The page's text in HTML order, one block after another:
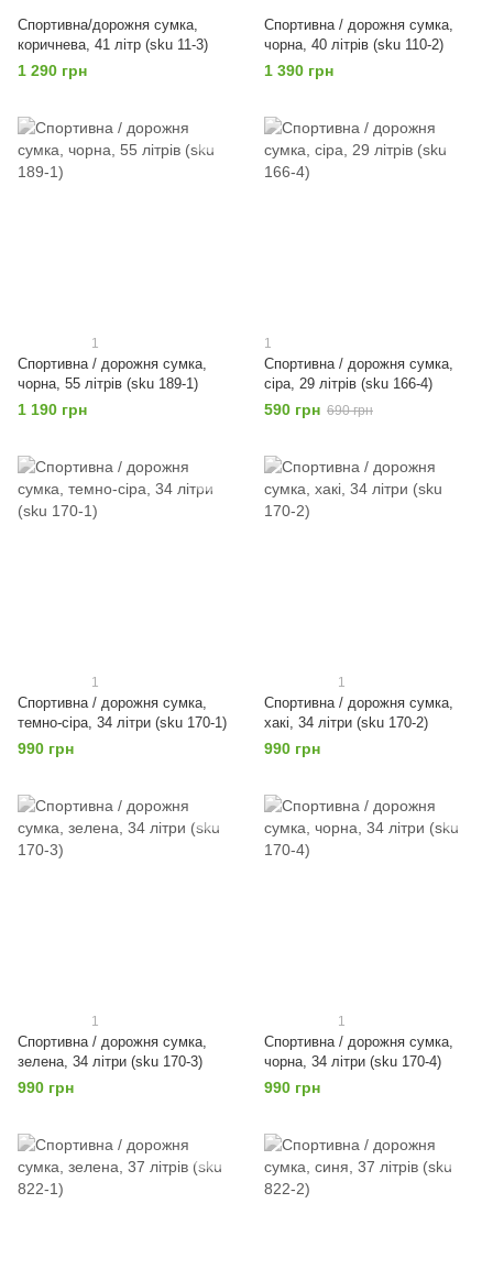
Спортивна/дорожня сумка,
коричнева, 41 літр (sku 11-3)
1 290 грн
Спортивна / дорожня сумка,
чорна, 40 літрів (sku 110-2)
1 390 грн
1
Спортивна / дорожня сумка,
чорна, 55 літрів (sku 189-1)
1 190 грн
1
Спортивна / дорожня сумка,
сіра, 29 літрів (sku 166-4)
590 грн 690 грн
1
Спортивна / дорожня сумка,
темно-сіра, 34 літри (sku 170-1)
990 грн
1
Спортивна / дорожня сумка,
хакі, 34 літри (sku 170-2)
990 грн
1
Спортивна / дорожня сумка,
зелена, 34 літри (sku 170-3)
990 грн
1
Спортивна / дорожня сумка,
чорна, 34 літри (sku 170-4)
990 грн